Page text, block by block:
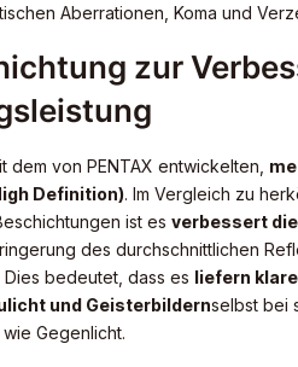
Aberrationen, Koma und
zur
dem von PENTAX entwickelten,
Definition). Im Vergleich zu
ist es verbessert
des durchschnittlichen
Dies bedeutet, dass es liefern
und Geisterbildernselbst bei
Gegenlicht.